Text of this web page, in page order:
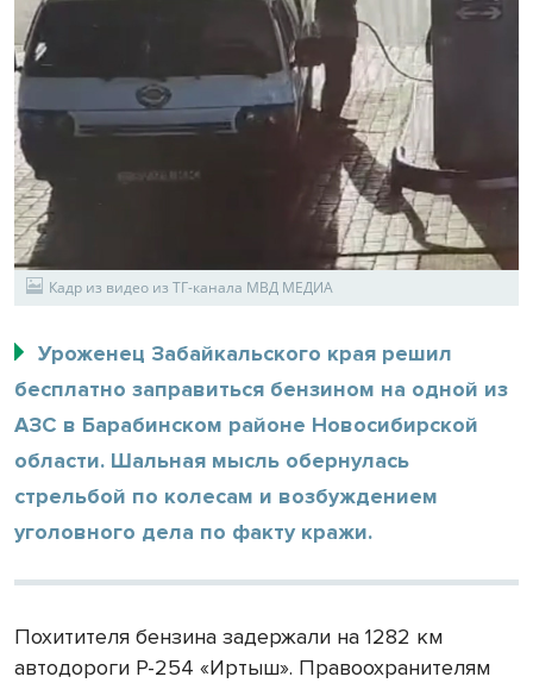
Кадр из видео из ТГ-канала МВД МЕДИА
Уроженец Забайкальского края решил
бесплатно заправиться бензином на одной из
АЗС в Барабинском районе Новосибирской
области. Шальная мысль обернулась
стрельбой по колесам и возбуждением
уголовного дела по факту кражи.
Похитителя бензина задержали на 1282 км
автодороги Р-254 «Иртыш». Правоохранителям